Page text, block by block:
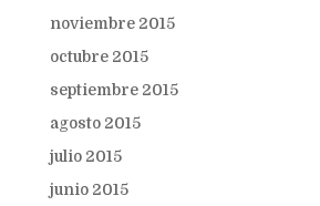
noviembre 2015
octubre 2015
septiembre 2015
agosto 2015
julio 2015
junio 2015